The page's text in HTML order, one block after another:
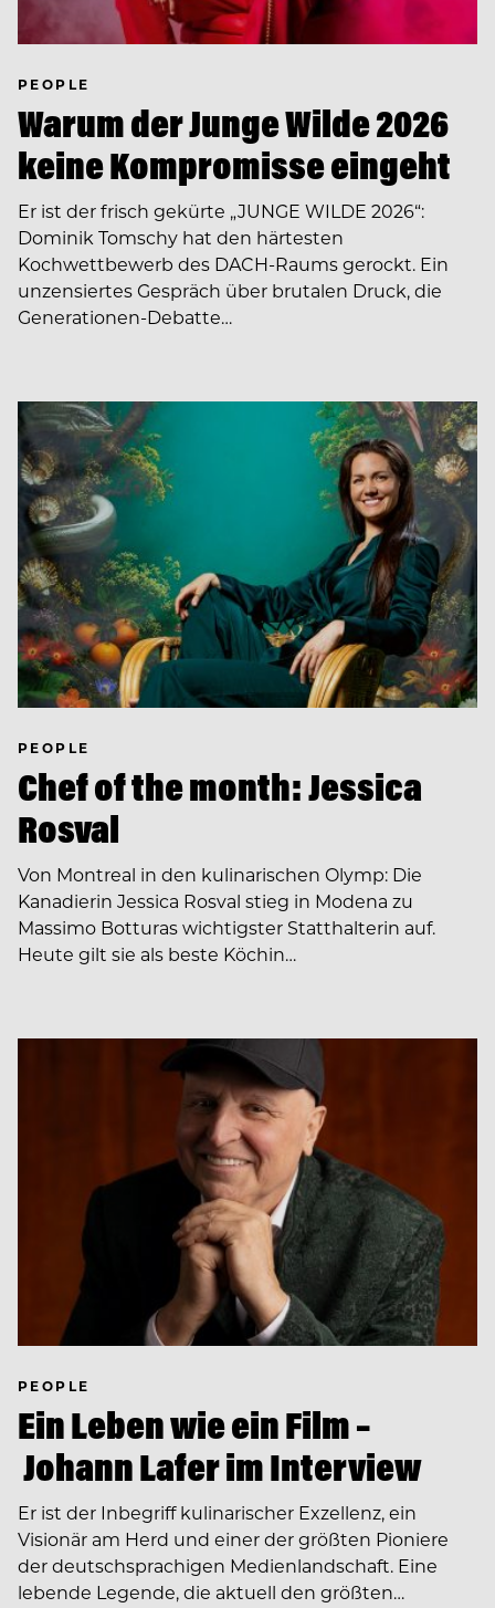
PEOPLE
Warum der Junge Wilde 2026
keine Kompromisse eingeht
Er ist der frisch gekürte „JUNGE WILDE 2026“:
Dominik Tomschy hat den härtesten
Kochwettbewerb des DACH-Raums gerockt. Ein
unzensiertes Gespräch über brutalen Druck, die
Generationen-Debatte…
PEOPLE
Chef of the month: Jessica
Rosval
Von Montreal in den kulinarischen Olymp: Die
Kanadierin Jessica Rosval stieg in Modena zu
Massimo Botturas wichtigster Statthalterin auf.
Heute gilt sie als beste Köchin…
PEOPLE
Ein Leben wie ein Film –
Johann Lafer im Interview
Er ist der Inbegriff kulinarischer Exzellenz, ein
Visionär am Herd und einer der größten Pioniere
der deutschsprachigen Medienlandschaft. Eine
lebende Legende, die aktuell den größten…